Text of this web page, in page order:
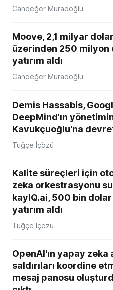
Candeğer Muradoğlu
Moove, 2,1 milyar
üzerinden 250 milyon
yatırım aldı
Candeğer Muradoğlu
Demis Hassabis,
DeepMind'ın
Kavukçuoğlu'na
Tuğçe İçözü
Kalite süreçleri için
zeka orkestrasyonu
kayIQ.ai, 500 bin
yatırım aldı
Tuğçe İçözü
OpenAI'ın yapay zeka
saldırıları koordine
mesaj panosu